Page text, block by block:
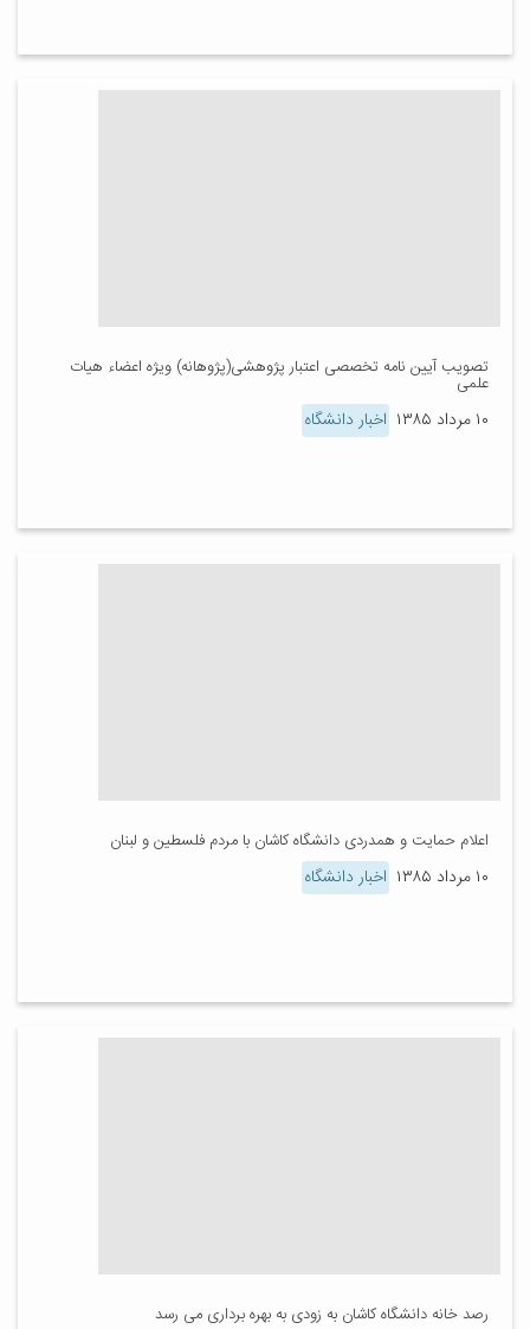
تصویب آیین نامه تخصصی اعتبار پژوهشی(پژوهانه) ویژه اعضاء هیات
علمی
۱۰ مرداد ۱۳۸۵ اخبار دانشگاه
اعلام حمایت و همدردی دانشگاه کاشان با مردم فلسطین و لبنان
۱۰ مرداد ۱۳۸۵ اخبار دانشگاه
رصد خانه دانشگاه کاشان به زودی به بهره برداری می رسد